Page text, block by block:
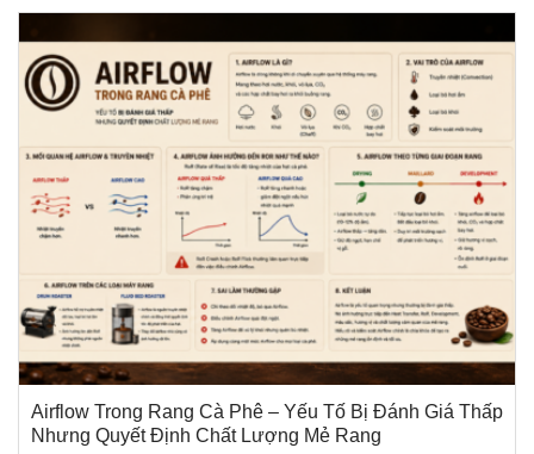
Airflow Trong Rang Cà Phê – Yếu Tố Bị Đánh Giá Thấp
Nhưng Quyết Định Chất Lượng Mẻ Rang